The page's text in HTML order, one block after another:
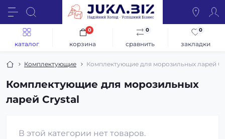
каталог сравнить
0
закладки
0
корзина
0
Комплектующие Комплектующие для морозильных ларей
Комплектующие для морозильных
ларей Crystal
В этой категории нет товаров.